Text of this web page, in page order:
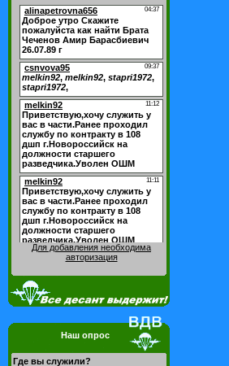
Для добавления необходима
авторизация
Наш опрос
Где вы служили?